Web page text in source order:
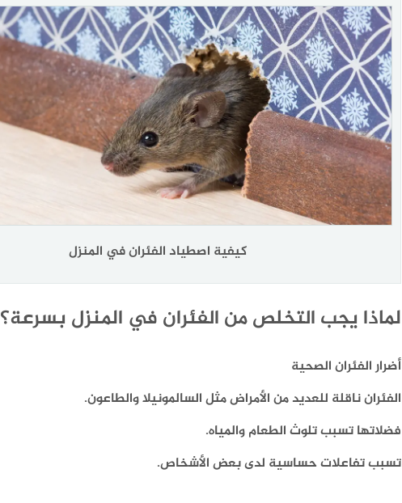
كيفية اصطياد الفئران في المنزل
لماذا يجب التخلص من الفئران في المنزل بسرعة؟
أضرار الفئران الصحية
الفئران ناقلة للعديد من الأمراض مثل السالمونيلا والطاعون.
فضلاتها تسبب تلوث الطعام والمياه.
تسبب تفاعلات حساسية لدى بعض الأشخاص.